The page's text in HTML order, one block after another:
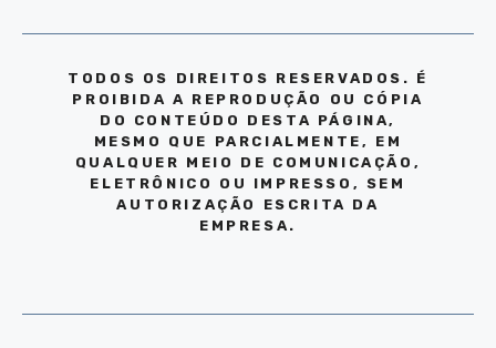
TODOS OS DIREITOS RESERVADOS. É
PROIBIDA A REPRODUÇÃO OU CÓPIA
DO CONTEÚDO DESTA PÁGINA,
MESMO QUE PARCIALMENTE, EM
QUALQUER MEIO DE COMUNICAÇÃO,
ELETRÔNICO OU IMPRESSO, SEM
AUTORIZAÇÃO ESCRITA DA
EMPRESA.